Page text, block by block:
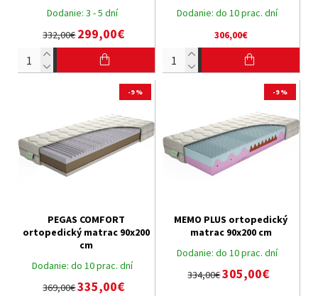
Dodanie: 3 - 5 dní
332,00€299,00€
Dodanie: do 10 prac. dní
306,00€
-9 %
Dodanie: do 10 prac. dní
PEGAS COMFORT
ortopedický matrac 90x200
cm
369,00€335,00€
-9 %
Dodanie: do 10 prac. dní
MEMO PLUS ortopedický
matrac 90x200 cm
334,00€305,00€